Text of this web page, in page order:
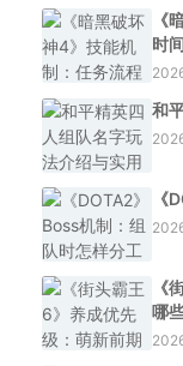
《
时
和
《
《
哪